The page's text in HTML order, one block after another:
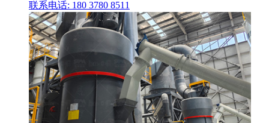
联系电话: 180 3780 8511